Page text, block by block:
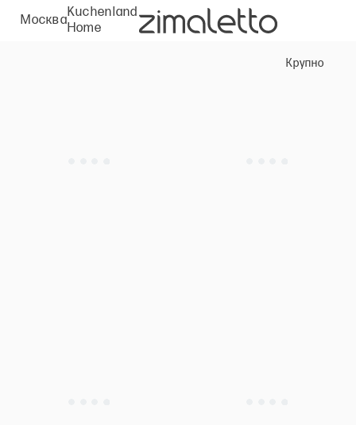
Москва
Kuchenland
Home
Крупно